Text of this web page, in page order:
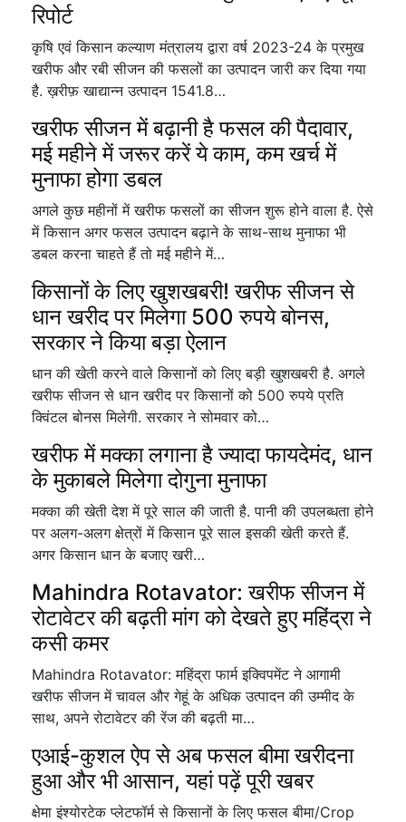
रिपोर्ट
कृषि एवं किसान कल्याण मंत्रालय द्वारा वर्ष 2023-24 के प्रमुख
खरीफ और रबी सीजन की फसलों का उत्पादन जारी कर दिया गया
है. ख़रीफ़ खाद्यान्न उत्पादन 1541.8…
खरीफ सीजन में बढ़ानी है फसल की पैदावार,
मई महीने में जरूर करें ये काम, कम खर्च में
मुनाफा होगा डबल
अगले कुछ महीनों में खरीफ फसलों का सीजन शुरू होने वाला है. ऐसे
में किसान अगर फसल उत्पादन बढ़ाने के साथ-साथ मुनाफा भी
डबल करना चाहते हैं तो मई महीने में…
किसानों के लिए खुशखबरी! खरीफ सीजन से
धान खरीद पर मिलेगा 500 रुपये बोनस,
सरकार ने किया बड़ा ऐलान
धान की खेती करने वाले किसानों को लिए बड़ी खुशखबरी है. अगले
खरीफ सीजन से धान खरीद पर किसानों को 500 रुपये प्रति
क्विंटल बोनस मिलेगी. सरकार ने सोमवार को…
खरीफ में मक्का लगाना है ज्यादा फायदेमंद, धान
के मुकाबले मिलेगा दोगुना मुनाफा
मक्का की खेती देश में पूरे साल की जाती है. पानी की उपलब्धता होने
पर अलग-अलग क्षेत्रों में किसान पूरे साल इसकी खेती करते हैं.
अगर किसान धान के बजाए खरी…
Mahindra Rotavator: खरीफ सीजन में
रोटावेटर की बढ़ती मांग को देखते हुए महिंद्रा ने
कसी कमर
Mahindra Rotavator: महिंद्रा फार्म इक्विपमेंट ने आगामी
खरीफ सीजन में चावल और गेहूं के अधिक उत्पादन की उम्मीद के
साथ, अपने रोटावेटर की रेंज की बढ़ती मा…
एआई-कुशल ऐप से अब फसल बीमा खरीदना
हुआ और भी आसान, यहां पढ़ें पूरी खबर
क्षेमा इंश्योरटेक प्लेटफॉर्म से किसानों के लिए फसल बीमा/Crop